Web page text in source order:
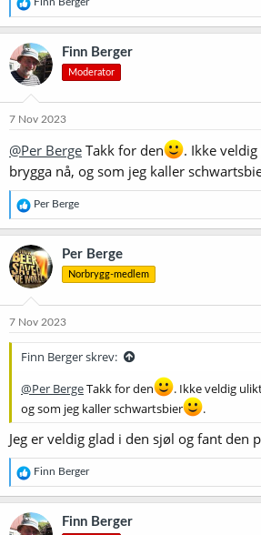
e
a
k
s
j
o
e
:
Finn Berger
Moderator
7 Nov 2023
@Per Berge Takk for den
. Ikke
brygga nå, og som jeg kaller
R
e
a
k
s
j
o
e
Per Berge
Per Berge
Norbrygg-medlem
7 Nov 2023
Finn Berger skrev:
@Per BergeTakk for den
. Ikke veldig
og som jeg kaller schwartsbier
.
Jeg er veldig glad i den sjøl og fant den
R
e
a
k
s
Finn Berger
Finn Berger